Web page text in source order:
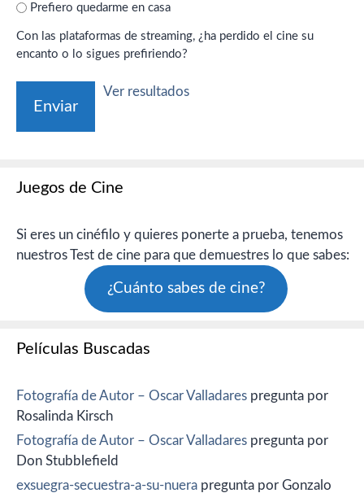
Prefiero quedarme en casa
Con las plataformas de streaming, ¿ha perdido el cine su
encanto o lo sigues prefiriendo?
Ver resultados
Juegos de Cine
Si eres un cinéfilo y quieres ponerte a prueba, tenemos
nuestros Test de cine para que demuestres lo que sabes:
¿Cuánto sabes de cine?
Películas Buscadas
Fotografía de Autor – Oscar Valladares pregunta por
Rosalinda Kirsch
Fotografía de Autor – Oscar Valladares pregunta por
Don Stubblefield
exsuegra-secuestra-a-su-nuera pregunta por Gonzalo